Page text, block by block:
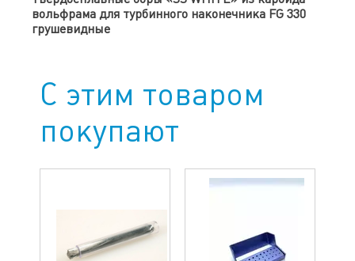
вольфрама для турбинного наконечника FG 330
грушевидные
С этим товаром
покупают